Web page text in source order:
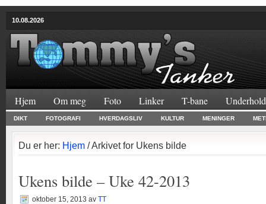
10.08.2026
Hjem Om meg Foto Linker T-bane
DIKT FOTOGRAFI HVERDAGSLIV KULTUR MENINGER
Du er her: Hjem / Arkivet for Ukens bilde
Ukens bilde – Uke 42-2013
oktober 15, 2013 av TT